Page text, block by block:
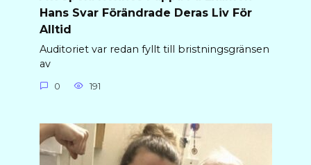
Hans Svar Förändrade Deras Liv För
Alltid
Auditoriet var redan fyllt till bristningsgränsen
av
0 191